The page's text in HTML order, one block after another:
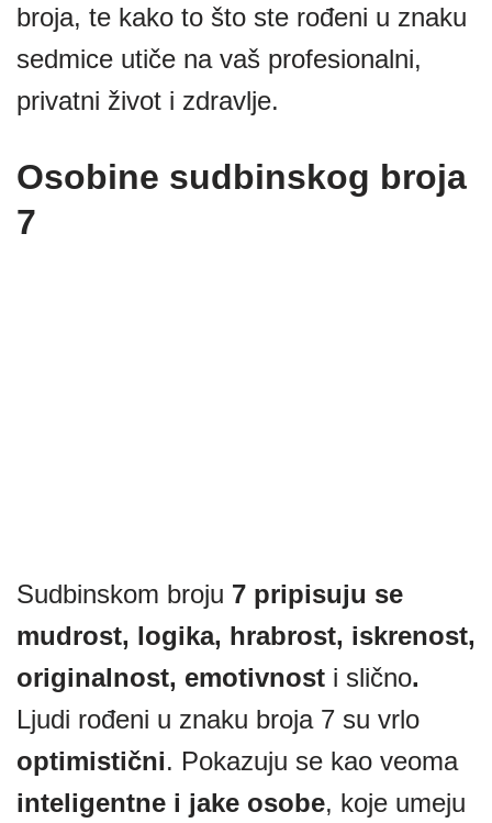
broja, te kako to što ste rođeni u znaku
sedmice utiče na vaš profesionalni,
privatni život i zdravlje.
Osobine sudbinskog broja
7
Sudbinskom broju 7 pripisuju se
mudrost, logika, hrabrost, iskrenost,
originalnost, emotivnost i slično.
Ljudi rođeni u znaku broja 7 su vrlo
optimistični. Pokazuju se kao veoma
inteligentne i jake osobe, koje umeju